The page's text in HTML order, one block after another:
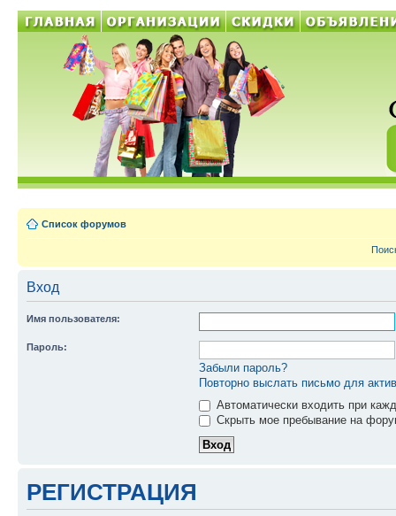
Список форумов
Вход
Имя пользователя:
Пароль:
Забыли пароль?
Повторно выслать письмо для
Автоматически входить при
Скрыть мое пребывание на
РЕГИСТРАЦИЯ